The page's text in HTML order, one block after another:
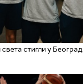
стигли у Београд